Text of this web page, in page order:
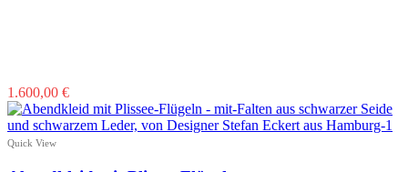
1.600,00 €Dieses
Produkt
weist
Quick View